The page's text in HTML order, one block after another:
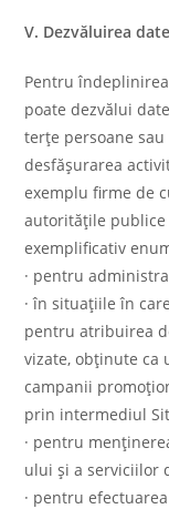
V. Dezvăluirea
Pentru
poate dezvălui
terțe persoane
desfășurarea
exemplu firme de
autoritățile publice
exemplificativ
· pentru
· în situațiile în
pentru atribuirea
vizate, obținute ca
campanii
prin intermediul
· pentru
ului și a serviciilor
· pentru